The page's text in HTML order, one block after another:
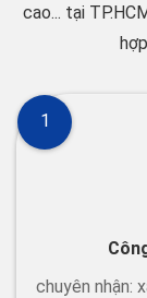
cao... tại
chuyên nhận:
1